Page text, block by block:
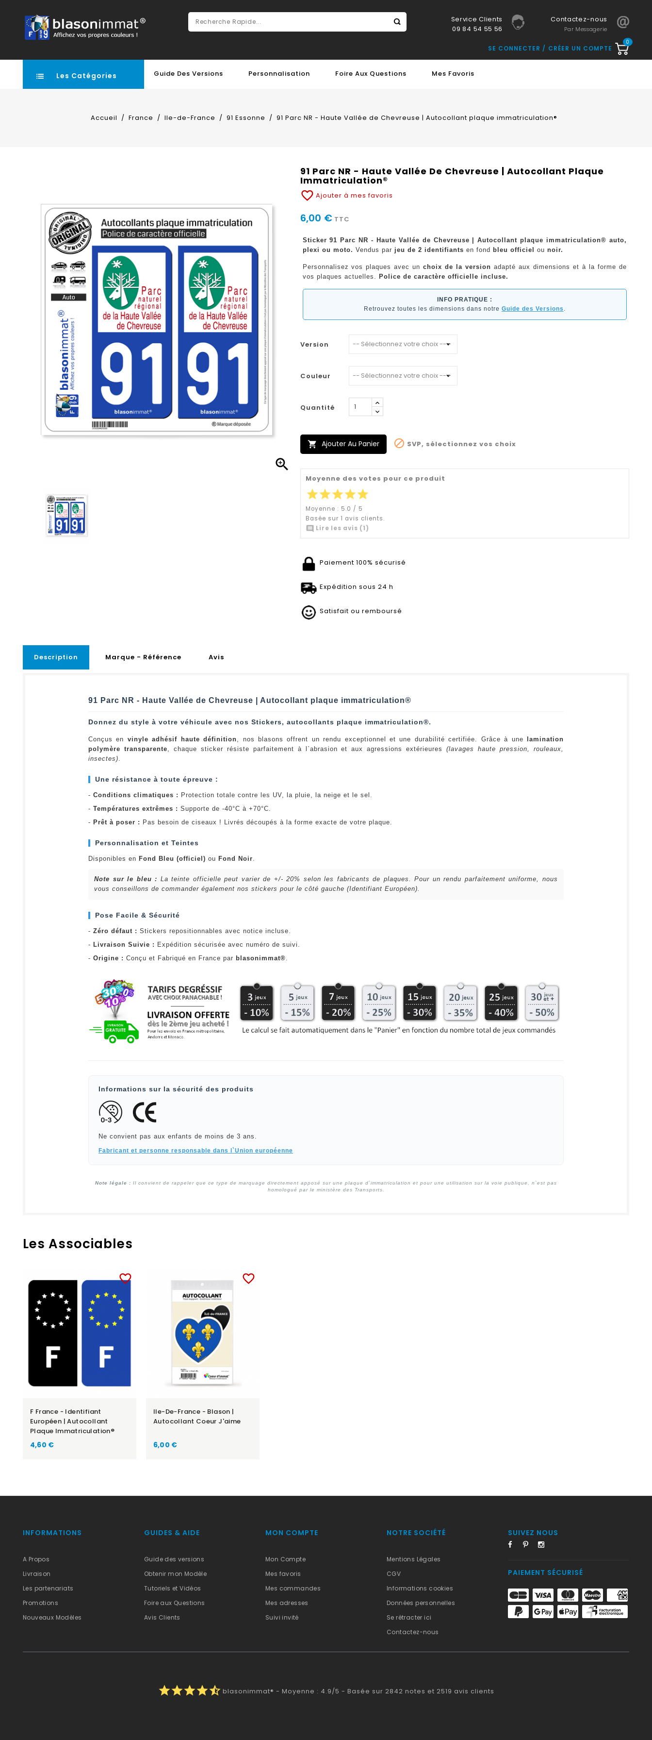
Service Clients
09 84 54 55 56
Contactez-nous
Par Messagerie
0
SE CONNECTER CRÉER UN COMPTE
Les Catégories Guide Des Versions Personnalisation Foire Aux Questions Mes Favoris
Accueil France Ile-de-France 91 Essonne 91 Parc NR - Haute Vallée de Chevreuse | Autocollant plaque immatriculation®

91 Parc NR - Haute Vallée De Chevreuse | Autocollant Plaque
Immatriculation®
favorite_border Ajouter à mes favoris
6,00 € TTC
Sticker 91 Parc NR - Haute Vallée de Chevreuse | Autocollant plaque immatriculation® auto,
plexi ou moto. Vendus par jeu de 2 identifiants en fond bleu officiel ou noir.
Personnalisez vos plaques avec unchoix de la version adapté aux dimensions et à la forme de
vos plaques actuelles.
Police de caractère officielle incluse.
INFO PRATIQUE :
Retrouvez toutes les dimensions dans notre Guide des Versions
Version
Couleur
Quantité
 Ajouter Au Panier  SVP, sélectionnez vos choix
Moyenne des votes pour ce produit
starstarstarstarstar
Moyenne : 5.0 / 5
Basée sur 1 avis clients.
 Lire les avis (1)
Paiement 100% sécurisé
Expédition sous 24 h
Satisfait ou remboursé
Description Marque - Référence Avis
91 Parc NR - Haute Vallée de Chevreuse | Autocollant plaque immatriculation®
Donnez du style à votre véhicule avec nos Stickers, autocollants plaque immatriculation®.
Conçus en vinyle adhésif haute définition , nos blasons offrent un rendu exceptionnel et une durabilité certifiée. Grâce à une
lamination
polymère transparente , chaque sticker résiste parfaitement à l`abrasion et aux agressions extérieures(lavages haute pression, rouleaux,
insectes)
Une résistance à toute épreuve :
- Conditions climatiques : Protection totale contre les UV, la pluie, la neige et le sel.
- Températures extrêmes : Supporte de -40°C à +70°C.
- Prêt à poser : Pas besoin de ciseaux ! Livrés découpés à la forme exacte de votre plaque.
Personnalisation et Teintes
Disponibles en Fond Bleu (officiel) ou Fond Noir
Note sur le bleu : La teinte officielle peut varier de +/- 20% selon les fabricants de plaques. Pour un rendu parfaitement uniforme, nous
vous conseillons de commander également nos stickers pour le côté gauche (Identifiant Européen).
Pose Facile & Sécurité
- Zéro défaut : Stickers repositionnables avec notice incluse.
- Livraison Suivie : Expédition sécurisée avec numéro de suivi.
- Origine : Conçu et Fabriqué en France par blasonimmat®
Informations sur la sécurité des produits
Ne convient pas aux enfants de moins de 3 ans.
Fabricant et personne responsable dans l`Union européenne
Note légale : Il convient de rappeler que ce type de marquage directement apposé sur une plaque d`immatriculation et pour une utilisation sur la voie publique, n`est pas
homologué par le ministère des Transports.
Les Associables
favorite_border
F France - Identifiant
Européen | Autocollant
Plaque Immatriculation®
Prix
4,60 €
favorite_border
Ile-De-France - Blason |
Autocollant Coeur J'aime
Prix
6,00 €
INFORMATIONS
A Propos
Livraison
Les partenariats
Promotions
Nouveaux Modèles
GUIDES & AIDE
Guide des versions
Obtenir mon Modèle
Tutoriels et Vidéos
Foire aux Questions
Avis Clients
MON COMPTE
Mon Compte
Mes favoris
Mes commandes
Mes adresses
Suivi invité
NOTRE SOCIÉTÉ
Mentions Légales
CGV
Informations cookies
Données personnelles
Se rétracter ici
Contactez-nous
SUIVEZ NOUS
PAIEMENT SÉCURISÉ
starstarstarstarstar_half blasonimmat® - Moyenne : 4.9/5 - Basée sur 2842 notes et 2519 avis clients